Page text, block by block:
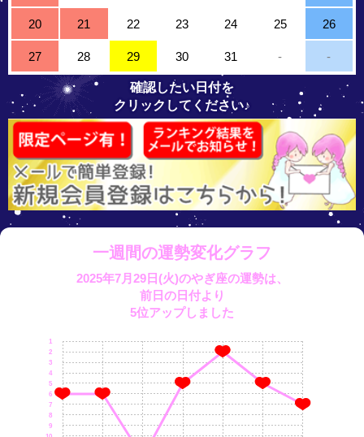
20 21 22 23 24 25 26
27 28 29 30 31 - -
確認したい日付を
クリックしてください♪
一週間の運勢変化グラフ
2025年7月29日(火)のやぎ座の運勢は、
前日の日付より
5位アップしました
9
8
7
6
5
4
3
2
1